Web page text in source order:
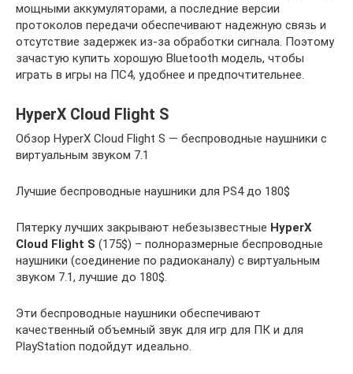
мощными аккумуляторами, а последние версии
протоколов передачи обеспечивают надежную связь и
отсутствие задержек из-за обработки сигнала. Поэтому
зачастую купить хорошую Bluetooth модель, чтобы
играть в игры на ПС4, удобнее и предпочтительнее.
HyperX Cloud Flight S
Обзор HyperX Cloud Flight S — беспроводные наушники с
виртуальным звуком 7.1
Лучшие беспроводные наушники для PS4 до 180$
Пятерку лучших закрывают небезызвестные HyperX
Cloud Flight S (175$) – полноразмерные беспроводные
наушники (соединение по радиоканалу) с виртуальным
звуком 7.1, лучшие до 180$.
Эти беспроводные наушники обеспечивают
качественный объемный звук для игр для ПК и для
PlayStation подойдут идеально.